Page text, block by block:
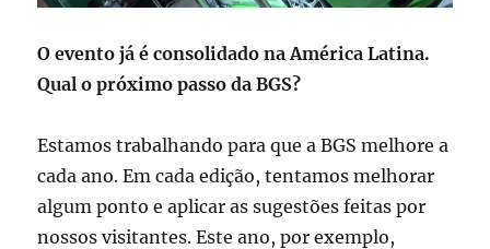
O evento já é consolidado na América Latina.
Qual o próximo passo da BGS?
Estamos trabalhando para que a BGS melhore a
cada ano. Em cada edição, tentamos melhorar
algum ponto e aplicar as sugestões feitas por
nossos visitantes. Este ano, por exemplo,